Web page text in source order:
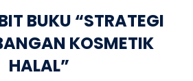
BUKU “STRATEGI
KOSMETIK
HALAL”